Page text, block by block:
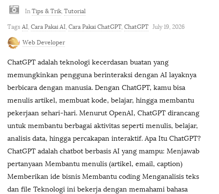
In Tips & Trik, Tutorial
Tags AI Cara Pakai AI Cara Pakai ChatGPT, ChatGPT July 19, 2026
Web Developer
ChatGPT adalah teknologi kecerdasan buatan yang
memungkinkan pengguna berinteraksi dengan AI layaknya
berbicara dengan manusia. Dengan ChatGPT, kamu bisa
menulis artikel, membuat kode, belajar, hingga membantu
pekerjaan sehari-hari. Menurut OpenAI, ChatGPT dirancang
untuk membantu berbagai aktivitas seperti menulis, belajar,
analisis data, hingga percakapan interaktif. Apa Itu ChatGPT?
ChatGPT adalah chatbot berbasis AI yang mampu: Menjawab
pertanyaan Membantu menulis (artikel, email, caption)
Memberikan ide bisnis Membantu coding Menganalisis teks
dan file Teknologi ini bekerja dengan memahami bahasa